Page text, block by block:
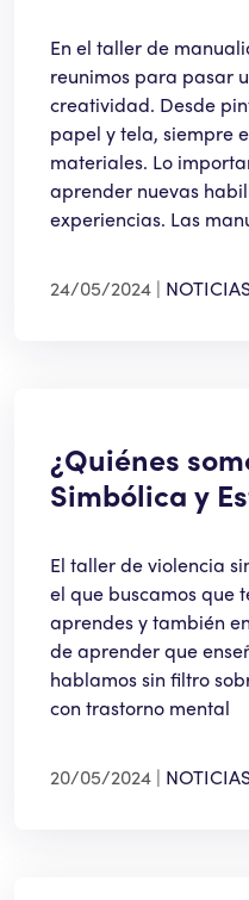
En el taller de
reunimos para pasar
creatividad. Desde
papel y tela, siempre
materiales. Lo
aprender nuevas
experiencias. Las
24/05/2024
¿Quiénes
Simbólica y
El taller de violencia
el que buscamos que
aprendes y también
de aprender que
hablamos sin filtro
con trastorno mental
20/05/2024